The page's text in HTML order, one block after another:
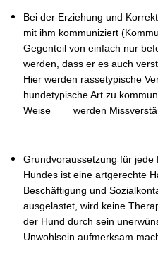
Bei der Erziehung und
mit ihm kommuniziert
Gegenteil von einfach nur
werden, dass er es auch
Hier werden rassetypische
hundetypische Art zu
Weise werden
Grundvoraussetzung für jede
Hundes ist eine artgerechte
Beschäftigung und
ausgelastet, wird keine
der Hund durch sein
Unwohlsein aufmerksam